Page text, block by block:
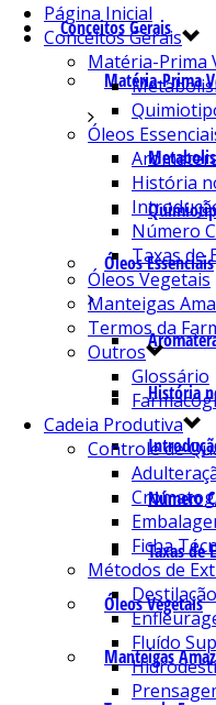
Conceitos Gerais
Matéria-Prima
Óleos Essenciais
História
Número
Taxas de
Óleos Vegetais
Manteigas
Página Inicial
Conceitos Gerais
Matéria-Prima
Óleos
História
Número
Taxas de
Óleos Vegetais
Manteigas
Termos da
Outros
Glossário
Cadeia Produtiva
Controle de
Ficha
Métodos de
Fluído